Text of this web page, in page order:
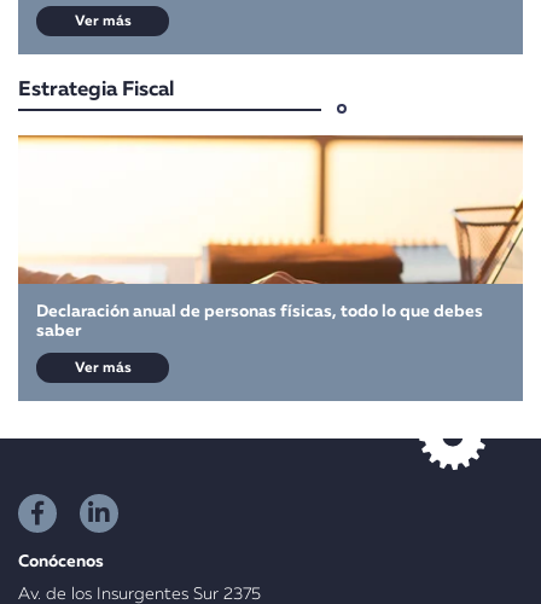
Ver más
Estrategia Fiscal
Declaración anual de personas físicas, todo lo que debes
saber
Ver más
Conócenos
Av. de los Insurgentes Sur 2375